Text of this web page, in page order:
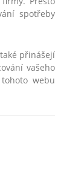
spotřeby
přinášejí
vašeho
webu